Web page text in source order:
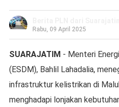
Rabu, 09 April 2025
SUARAJATIM - Menteri
(ESDM), Bahlil Lahadalia,
infrastruktur kelistrikan di
menghadapi lonjakan